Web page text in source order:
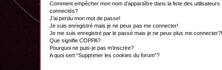
Comment empêcher mon nom d’apparaître dans la liste des utilisateurs
connectés?
J’ai perdu mon mot de passe!
Je suis enregistré mais je ne peux pas me connecter!
Je me suis enregistré par le passé mais je ne peux plus me connecter?!
Que signifie COPPA?
Pourquoi ne puis-je pas m’inscrire?
A quoi sert “Supprimer les cookies du forum”?